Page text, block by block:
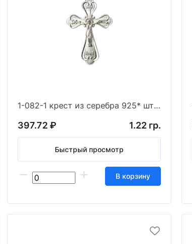
1-082-1 крест из серебра 925* штамп белый
397.72 ₽ 1.22 гр.
Быстрый просмотр
В корзину